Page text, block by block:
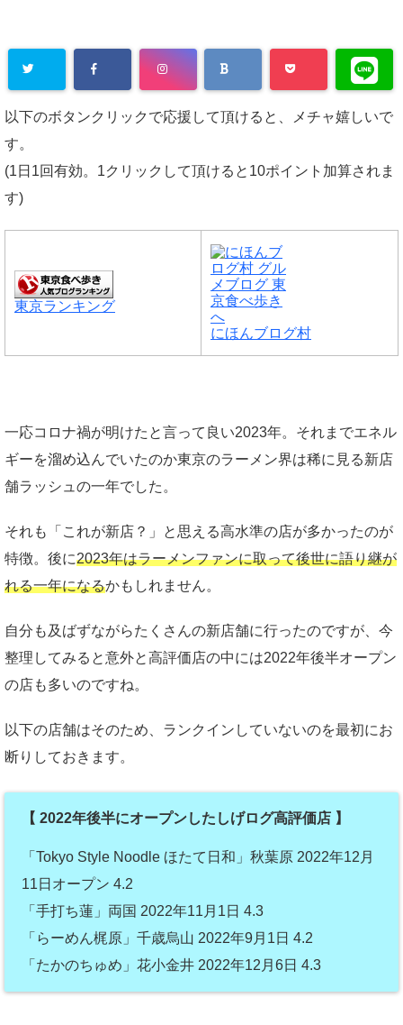
以下のボタンクリックで応援して頂けると、メチャ嬉しいで
す。
(1日1回有効。1クリックして頂けると10ポイント加算されま
す)
東京ランキング
にほんブログ村
一応コロナ禍が明けたと言って良い2023年。それまでエネル
ギーを溜め込んでいたのか東京のラーメン界は稀に見る新店
舗ラッシュの一年でした。
それも「これが新店？」と思える高水準の店が多かったのが
特徴。後に2023年はラーメンファンに取って後世に語り継が
れる一年になるかもしれません。
自分も及ばずながらたくさんの新店舗に行ったのですが、今
整理してみると意外と高評価店の中には2022年後半オープン
の店も多いのですね。
以下の店舗はそのため、ランクインしていないのを最初にお
断りしておきます。
【 2022年後半にオープンしたしげログ高評価店 】
「Tokyo Style Noodle ほたて日和」秋葉原 2022年12月
11日オープン 4.2
「手打ち蓮」両国 2022年11月1日 4.3
「らーめん梶原」千歳烏山 2022年9月1日 4.2
「たかのちゅめ」花小金井 2022年12月6日 4.3